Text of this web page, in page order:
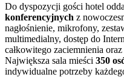
Do dyspozycji gości hotel
konferencyjnych z
nagłośnienie, mikrofony,
multimedialny, dostęp do
całkowitego zaciemnienia
Największa sala mieści 350
indywidualne potrzeby